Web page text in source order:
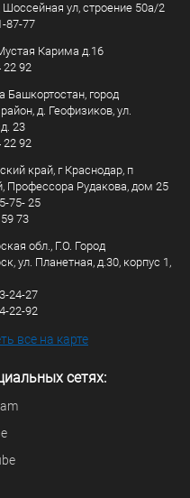
Шоссейная ул, строение 50а/2
87-77
Карима д.16
22 92
Башкортостан, город
д. Геофизиков, ул.
23
22 92
край, г Краснодар, п
Профессора Рудакова, дом 25
75- 25
73
обл., Г.О. Город
ул. Планетная, д.30, корпус 1,
24-27
22-92
все на карте
сетях: